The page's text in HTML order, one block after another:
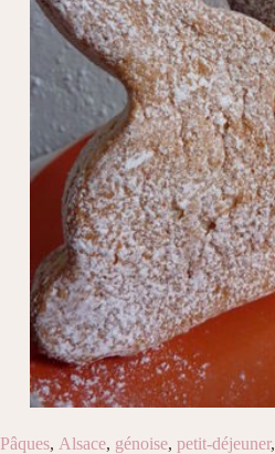
Pâques, Alsace, génoise, petit-déjeuner,